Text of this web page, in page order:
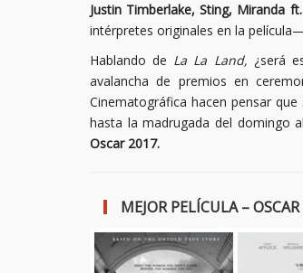
Justin Timberlake, Sting, Miranda ft.
intérpretes originales en la
Hablando de La La Land, ¿será
avalancha de premios en
Cinematográfica hacen pensar
hasta la madrugada del domingo
Oscar 2017.
MEJOR PELÍCULA –